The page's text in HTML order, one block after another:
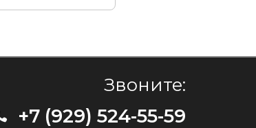
Звоните:
+7 (929) 524-55-59